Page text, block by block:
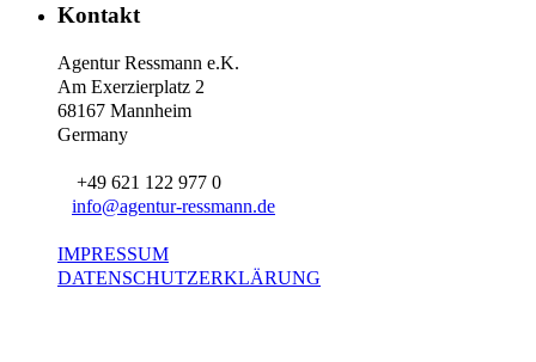
Kontakt
Agentur Ressmann e.K.
Am Exerzierplatz 2
68167 Mannheim
Germany
+49 621 122 977 0
info@agentur-ressmann.de
IMPRESSUM
DATENSCHUTZERKLÄRUNG